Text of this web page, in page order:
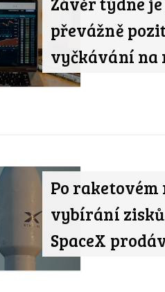
převážně
vyčkávání na
Po
vybírání
SpaceX